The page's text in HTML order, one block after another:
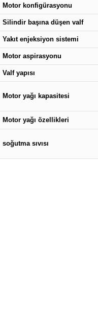
Motor konfigürasyonu
Silindir başına düşen valf
Yakıt enjeksiyon sistemi
Motor aspirasyonu
Valf yapısı
Motor yağı kapasitesi
Motor yağı özellikleri
soğutma sıvısı